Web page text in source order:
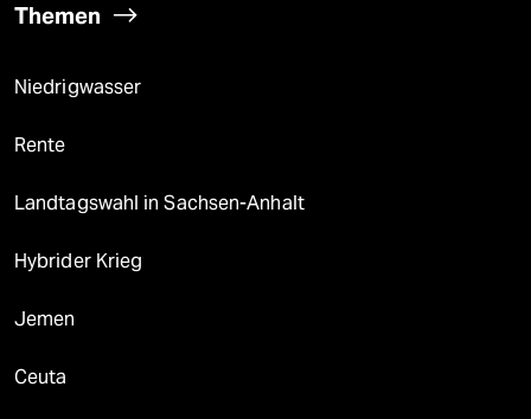
Themen
Niedrigwasser
Rente
Landtagswahl in Sachsen-Anhalt
Hybrider Krieg
Jemen
Ceuta